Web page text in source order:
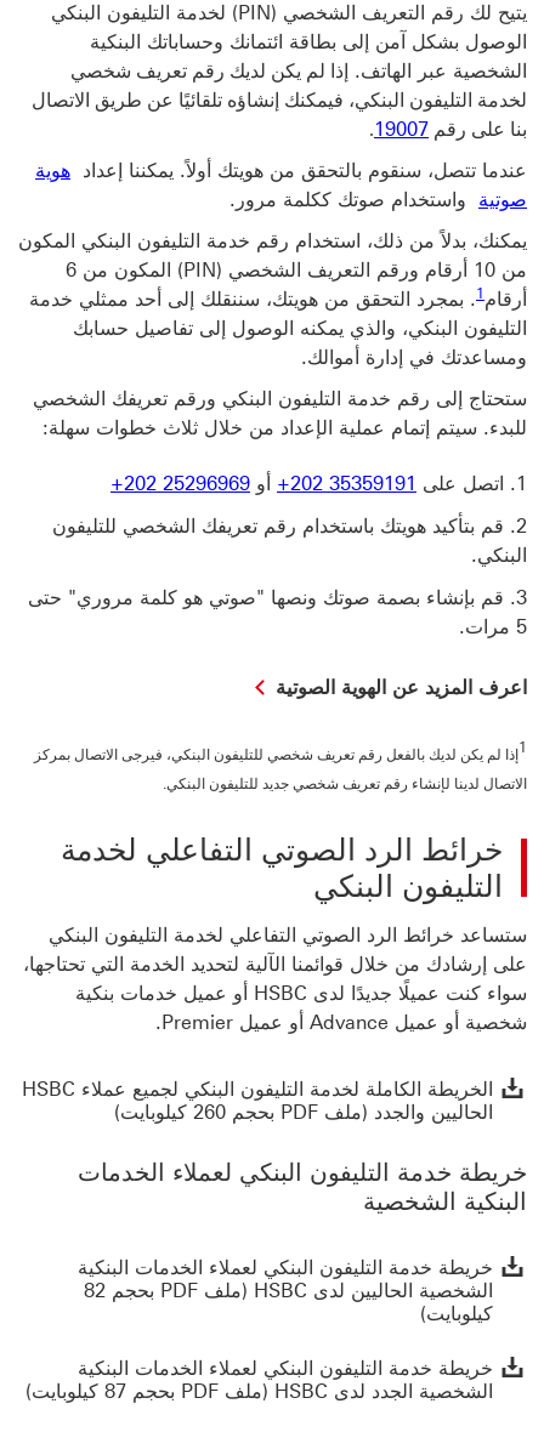
يتيح لك رقم التعريف الشخصي (PIN) لخدمة التليفون البنكي
الوصول بشكل آمن إلى بطاقة ائتمانك وحساباتك البنكية
الشخصية عبر الهاتف. إذا لم يكن لديك رقم تعريف شخصي
لخدمة التليفون البنكي، فيمكنك إنشاؤه تلقائيًا عن طريق الاتصال
بنا على رقم 19007
.
عندما تتصل، سنقوم بالتحقق من هويتك أولاً. يمكننا إعداد هوية
صوتية واستخدام صوتك ككلمة مرور.
يمكنك، بدلاً من ذلك، استخدام رقم خدمة التليفون البنكي المكون
من 10 أرقام ورقم التعريف الشخصي (PIN) المكون من 6
أرقام‏‎ ‎‏. بمجرد التحقق من هويتك، سننقلك إلى أحد ممثلي خدمة
التليفون البنكي، والذي يمكنه الوصول إلى تفاصيل حسابك
ومساعدتك في إدارة أموالك.
ستحتاج إلى رقم خدمة التليفون البنكي ورقم تعريفك الشخصي
للبدء. سيتم إتمام عملية الإعداد من خلال ثلاث خطوات سهلة:
اتصل على +202 35359191 أو +202 25296969
قم بتأكيد هويتك باستخدام رقم تعريفك الشخصي للتليفون
البنكي.
قم بإنشاء بصمة صوتك ونصها‏‎ ‎‏"صوتي هو كلمة مروري"‏‎ ‎‏حتى
5 مرات.
اعرف المزيد عن الهوية الصوتية
1 إذا لم يكن لديك بالفعل رقم تعريف شخصي للتليفون البنكي، فيرجى الاتصال بمركز
الاتصال لدينا لإنشاء رقم تعريف شخصي جديد للتليفون البنكي.
خرائط الرد الصوتي التفاعلي لخدمة
التليفون البنكي
ستساعد خرائط الرد الصوتي التفاعلي لخدمة التليفون البنكي
على إرشادك من خلال قوائمنا الآلية لتحديد الخدمة التي تحتاجها،
سواء كنت عميلًا جديدًا لدى HSBC أو عميل خدمات بنكية
شخصية أو عميل Advance أو عميل Premier.
الخريطة الكاملة لخدمة التليفون البنكي لجميع عملاء HSBC
الحاليين والجدد (ملف PDF بحجم 260 كيلوبايت)
خريطة خدمة التليفون البنكي لعملاء الخدمات
البنكية الشخصية
خريطة خدمة التليفون البنكي لعملاء الخدمات البنكية
الشخصية الحاليين لدى HSBC (ملف PDF بحجم 82
كيلوبايت)
خريطة خدمة التليفون البنكي لعملاء الخدمات البنكية
الشخصية الجدد لدى HSBC (ملف PDF بحجم 87 كيلوبايت)